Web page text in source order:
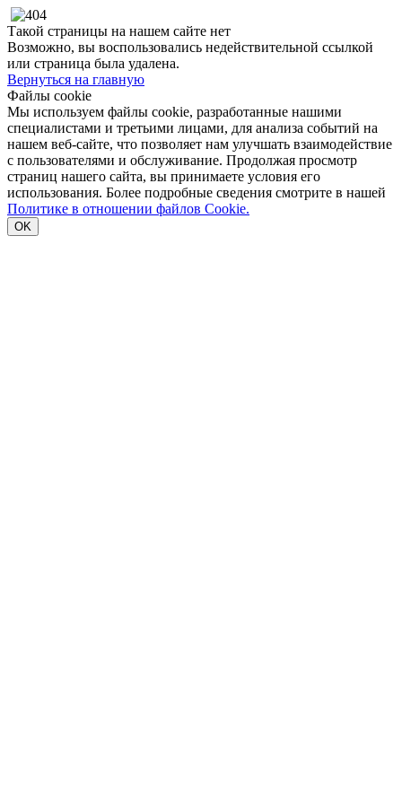
Такой страницы на нашем сайте нет
Возможно, вы воспользовались недействительной ссылкой
или страница была удалена.
Вернуться на главную
Файлы cookie
Мы используем файлы cookie, разработанные нашими
специалистами и третьими лицами, для анализа событий на
нашем веб-сайте, что позволяет нам улучшать взаимодействие
с пользователями и обслуживание. Продолжая просмотр
страниц нашего сайта, вы принимаете условия его
использования. Более подробные сведения смотрите в нашей
Политике в отношении файлов Cookie.
OK